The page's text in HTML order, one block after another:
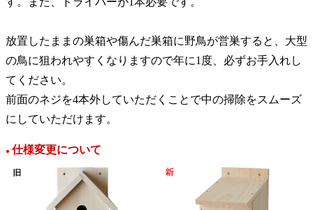
放置したままの巣箱や傷んだ巣箱に野鳥が営巣すると、大型
の鳥に狙われやすくなりますので年に1度、必ずお手入れし
てください。
前面のネジを4本外していただくことで中の掃除をスムーズ
にしていただけます。
● 仕様変更について